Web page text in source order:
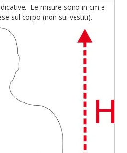
Le misure sono in cm e
sul corpo (non sui vestiti).